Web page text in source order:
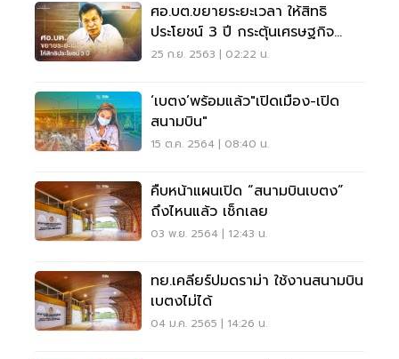
ศอ.บต.ขยายระยะเวลา ให้สิทธิ
ประโยชน์ 3 ปี กระตุ้นเศรษฐกิจ
ชายแดนใต้
25 ก.ย. 2563 | 02:22 น.
‘เบตง’พร้อมแล้ว"เปิดเมือง-เปิด
สนามบิน"
15 ต.ค. 2564 | 08:40 น.
คืบหน้าแผนเปิด “สนามบินเบตง”
ถึงไหนแล้ว เช็กเลย
03 พ.ย. 2564 | 12:43 น.
ทย.เคลียร์ปมดราม่า ใช้งานสนามบิน
เบตงไม่ได้
04 ม.ค. 2565 | 14:26 น.